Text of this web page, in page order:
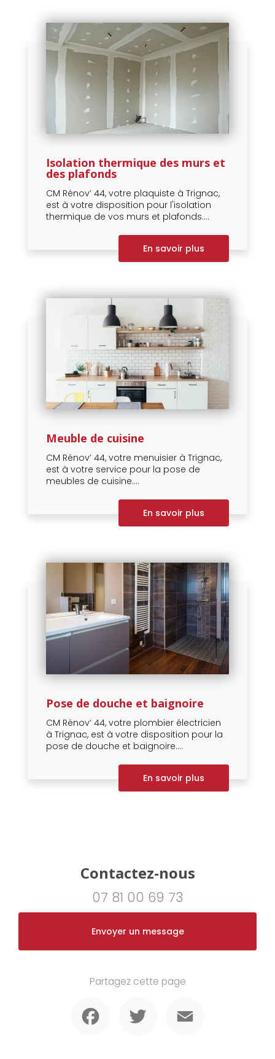
Isolation thermique des murs et
des plafonds
CM Rénov’ 44, votre plaquiste à Trignac,
est à votre disposition pour l'isolation
thermique de vos murs et plafonds....
En savoir plus
Meuble de cuisine
CM Rénov’ 44, votre menuisier à Trignac,
est à votre service pour la pose de
meubles de cuisine....
En savoir plus
Pose de douche et baignoire
CM Rénov’ 44, votre plombier électricien
à Trignac, est à votre disposition pour la
pose de douche et baignoire....
En savoir plus
Contactez-nous
07 81 00 69 73
Envoyer un message
Partagez cette page